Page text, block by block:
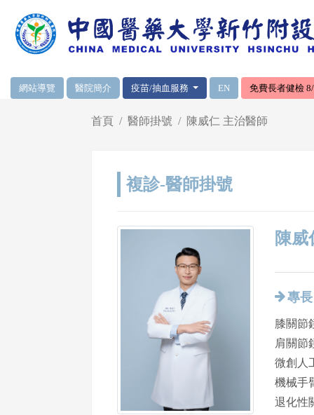
網頁頂端重要消息及連結
網站導覽 醫院簡介 疫苗/抽血服務 EN 免費長者健檢
首頁 醫師掛號 陳威仁 主治醫師
複診-醫師掛號
陳威
專長
膝關節
肩關節
微創人
機械手
退化性